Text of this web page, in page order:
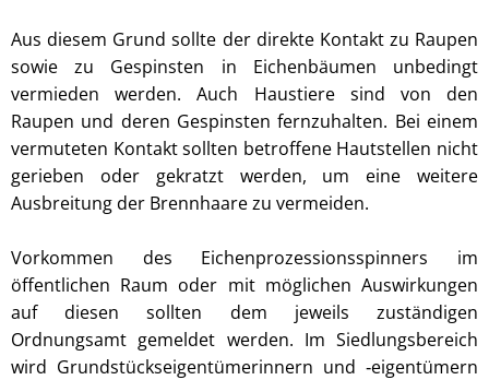
Aus diesem Grund sollte der direkte Kontakt zu Raupen
sowie zu Gespinsten in Eichenbäumen unbedingt
vermieden werden. Auch Haustiere sind von den
Raupen und deren Gespinsten fernzuhalten. Bei einem
vermuteten Kontakt sollten betroffene Hautstellen nicht
gerieben oder gekratzt werden, um eine weitere
Ausbreitung der Brennhaare zu vermeiden.
Vorkommen des Eichenprozessionsspinners im
öffentlichen Raum oder mit möglichen Auswirkungen
auf diesen sollten dem jeweils zuständigen
Ordnungsamt gemeldet werden. Im Siedlungsbereich
wird Grundstückseigentümerinnern und ‑eigentümern